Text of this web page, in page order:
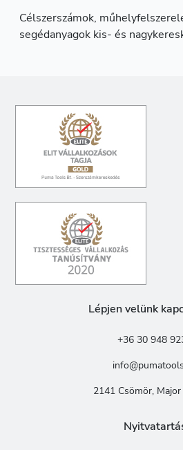
Célszerszámok,
segédanyagok kis- és
Lépjen velünk
+36 30 948
2141 Csömör,